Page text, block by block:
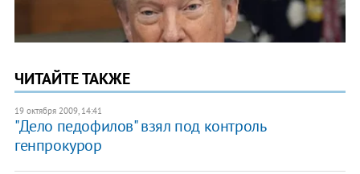
ЧИТАЙТЕ ТАКЖЕ
19 октября 2009, 14:41
"Дело педофилов" взял под контроль
генпрокурор